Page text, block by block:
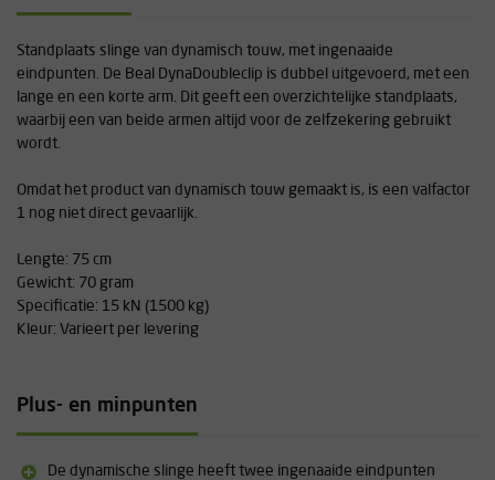
Standplaats slinge van dynamisch touw, met ingenaaide
eindpunten. De Beal DynaDoubleclip is dubbel uitgevoerd, met een
lange en een korte arm. Dit geeft een overzichtelijke standplaats,
waarbij een van beide armen altijd voor de zelfzekering gebruikt
wordt.
Omdat het product van dynamisch touw gemaakt is, is een valfactor
1 nog niet direct gevaarlijk.
Lengte: 75 cm
Gewicht: 70 gram
Specificatie: 15 kN (1500 kg)
Kleur: Varieert per levering
Plus- en minpunten
De dynamische slinge heeft twee ingenaaide eindpunten